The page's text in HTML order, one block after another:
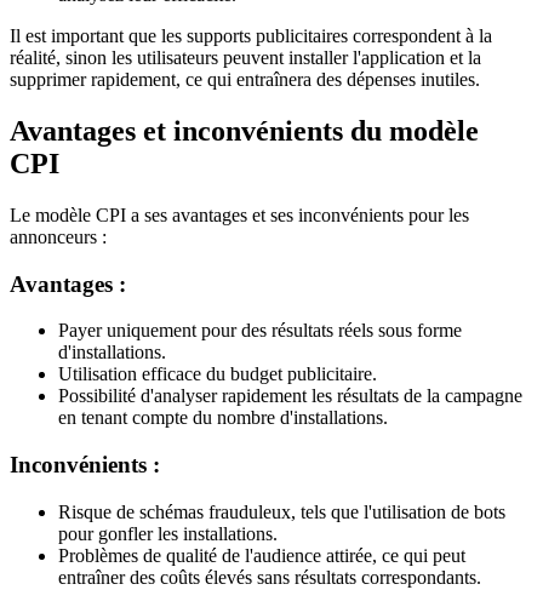
Il est important que les supports publicitaires correspondent à la
réalité, sinon les utilisateurs peuvent installer l'application et la
supprimer rapidement, ce qui entraînera des dépenses inutiles.
Avantages et inconvénients du modèle
CPI
Le modèle CPI a ses avantages et ses inconvénients pour les
annonceurs :
Avantages :
Payer uniquement pour des résultats réels sous forme
d'installations.
Utilisation efficace du budget publicitaire.
Possibilité d'analyser rapidement les résultats de la campagne
en tenant compte du nombre d'installations.
Inconvénients :
Risque de schémas frauduleux, tels que l'utilisation de bots
pour gonfler les installations.
Problèmes de qualité de l'audience attirée, ce qui peut
entraîner des coûts élevés sans résultats correspondants.